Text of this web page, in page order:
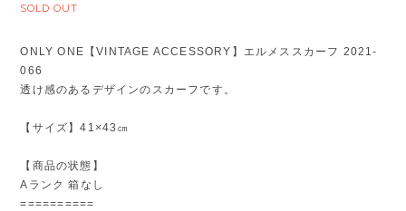
SOLD OUT
ONLY ONE【VINTAGE ACCESSORY】エルメススカーフ 2021-
066
透け感のあるデザインのスカーフです。
【サイズ】41×43㎝
【商品の状態】
Aランク 箱なし
==========